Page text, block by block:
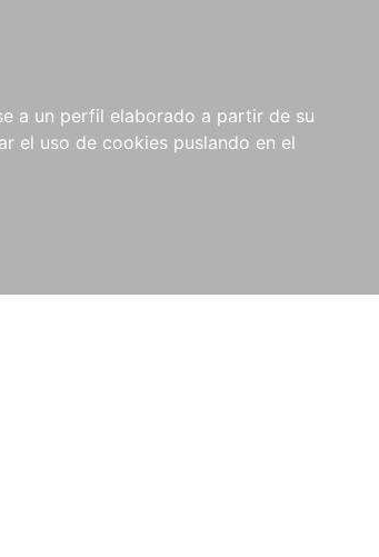
a un perfil elaborado a partir de su
el uso de cookies puslando en el
NOTICIAS
COMPRAS
INSTITUCIONALES